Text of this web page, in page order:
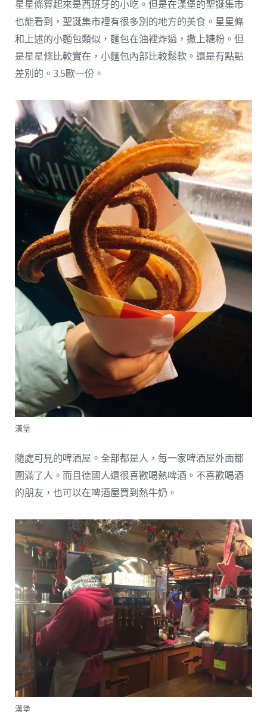
星星條算起來是西班牙的小吃。但是在漢堡的聖誕集市
也能看到，聖誕集市裡有很多別的地方的美食。星星條
和上述的小麵包類似，麵包在油裡炸過，撒上糖粉。但
是星星條比較實在，小麵包內部比較鬆軟。還是有點點
差別的。3.5歐一份。
漢堡
隨處可見的啤酒屋。全部都是人，每一家啤酒屋外面都
圍滿了人。而且德國人還很喜歡喝熱啤酒。不喜歡喝酒
的朋友，也可以在啤酒屋買到熱牛奶。
漢堡